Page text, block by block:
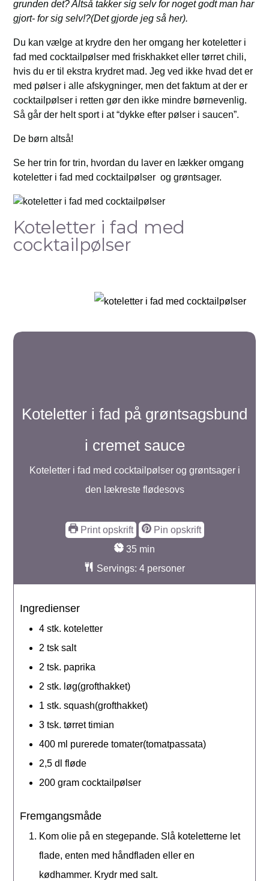
grunden det? Altså takker sig selv for noget godt man har
gjort- for sig selv!?(Det gjorde jeg så her).
Du kan vælge at krydre den her omgang her koteletter i
fad med cocktailpølser med friskhakket eller tørret chili,
hvis du er til ekstra krydret mad. Jeg ved ikke hvad det er
med pølser i alle afskygninger, men det faktum at der er
cocktailpølser i retten gør den ikke mindre børnevenlig.
Så går der helt sport i at “dykke efter pølser i saucen”.
De børn altså!
Se her trin for trin, hvordan du laver en lækker omgang
koteletter i fad med cocktailpølser og grøntsager.
Koteletter i fad med
cocktailpølser
Koteletter i fad på grøntsagsbund
i cremet sauce
Koteletter i fad med cocktailpølser og grøntsager i
den lækreste flødesovs
Print opskrift
Pin opskrift
35minutter
min
Servings: 4 personer
Ingredienser
4stk. koteletter
2 tsk salt
2 tsk. paprika
2 stk. løg(grofthakket)
1 stk. squash(grofthakket)
3 tsk. tørret timian
400 ml purerede tomater(tomatpassata)
2,5 dl
fløde
200 gram cocktailpølser
Fremgangsmåde
Kom olie på en stegepande. Slå koteletterne let
flade, enten med håndfladen eller en
kødhammer. Krydr med salt.